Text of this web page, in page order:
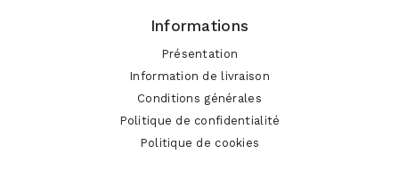
Informations
Présentation
Information de livraison
Conditions générales
Politique de confidentialité
Politique de cookies